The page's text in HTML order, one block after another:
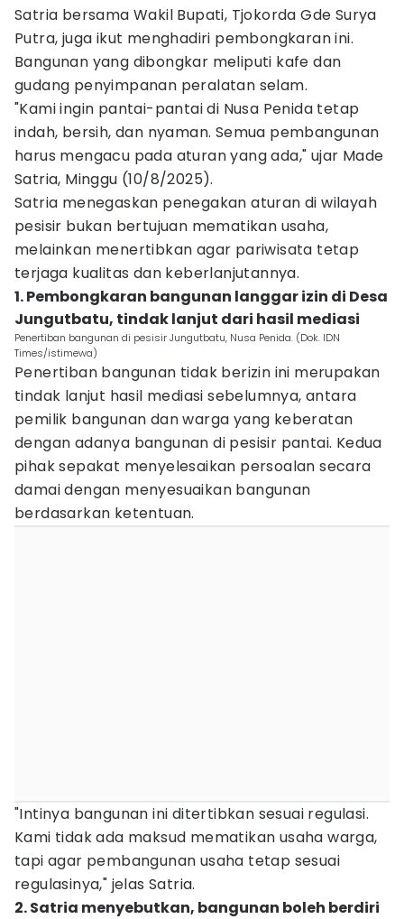
Satria bersama Wakil Bupati, Tjokorda Gde Surya
Putra, juga ikut menghadiri pembongkaran ini.
Bangunan yang dibongkar meliputi kafe dan
gudang penyimpanan peralatan selam.
"Kami ingin pantai-pantai di Nusa Penida tetap
indah, bersih, dan nyaman. Semua pembangunan
harus mengacu pada aturan yang ada," ujar Made
Satria, Minggu (10/8/2025).
Satria menegaskan penegakan aturan di wilayah
pesisir bukan bertujuan mematikan usaha,
melainkan menertibkan agar pariwisata tetap
terjaga kualitas dan keberlanjutannya.
1. Pembongkaran bangunan langgar izin di Desa
Jungutbatu, tindak lanjut dari hasil mediasi
Penertiban bangunan di pesisir Jungutbatu, Nusa Penida. (Dok. IDN
Times/istimewa)
Penertiban bangunan tidak berizin ini merupakan
tindak lanjut hasil mediasi sebelumnya, antara
pemilik bangunan dan warga yang keberatan
dengan adanya bangunan di pesisir pantai. Kedua
pihak sepakat menyelesaikan persoalan secara
damai dengan menyesuaikan bangunan
berdasarkan ketentuan.
"Intinya bangunan ini ditertibkan sesuai regulasi.
Kami tidak ada maksud mematikan usaha warga,
tapi agar pembangunan usaha tetap sesuai
regulasinya," jelas Satria.
2. Satria menyebutkan, bangunan boleh berdiri